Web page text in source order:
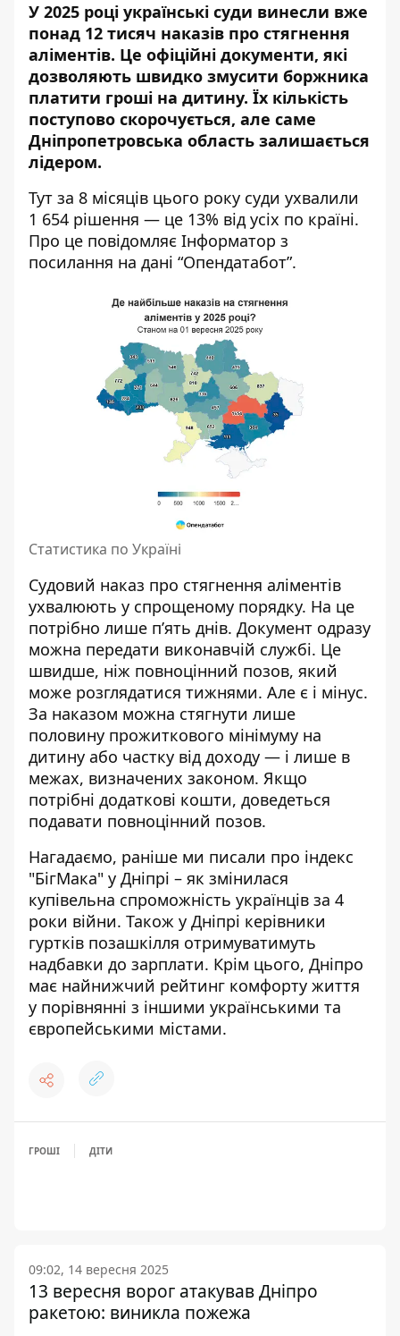
У 2025 році українські суди винесли вже
понад 12 тисяч наказів про стягнення
аліментів. Це офіційні документи, які
дозволяють швидко змусити боржника
платити гроші на дитину. Їх кількість
поступово скорочується, але саме
Дніпропетровська область залишається
лідером.
Тут за 8 місяців цього року суди ухвалили
1 654 рішення — це 13% від усіх по країні.
Про це повідомляє Інформатор з
посилання на дані “Опендатабот”.
Статистика по Україні
Судовий наказ про стягнення аліментів
ухвалюють у спрощеному порядку. На це
потрібно лише п’ять днів. Документ одразу
можна передати виконавчій службі. Це
швидше, ніж повноцінний позов, який
може розглядатися тижнями. Але є і мінус.
За наказом можна стягнути лише
половину прожиткового мінімуму на
дитину або частку від доходу — і лише в
межах, визначених законом. Якщо
потрібні додаткові кошти, доведеться
подавати повноцінний позов.
Нагадаємо, раніше ми писали про індекс
"БігМака" у Дніпрі – як змінилася
купівельна спроможність українців за 4
роки війни. Також у Дніпрі керівники
гуртків позашкілля отримуватимуть
надбавки до зарплати. Крім цього, Дніпро
має найнижчий рейтинг комфорту життя
у порівнянні з іншими українськими та
європейськими містами.
ГРОШІ ДІТИ
09:02, 14 вересня 2025
13 вересня ворог атакував Дніпро
ракетою: виникла пожежа